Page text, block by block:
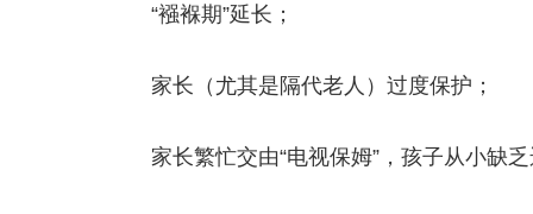
“襁褓期”延长；
家长（尤其是隔代老人）过度保护；
家长繁忙交由“电视保姆”，孩子从小缺